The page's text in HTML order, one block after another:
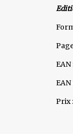
EAN
EAN
Prix